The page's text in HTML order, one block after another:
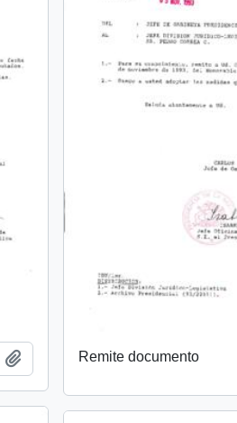
Añadir al portapapeles
Remite documento